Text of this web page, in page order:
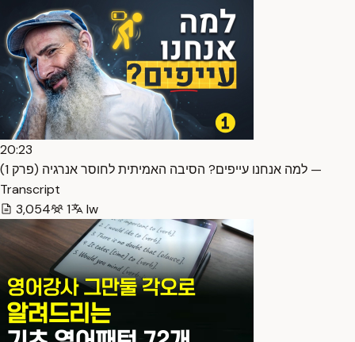
20:23
למה אנחנו עייפים? הסיבה האמיתית לחוסר אנרגיה (פרק 1) —
Transcript
3,054
1 Iw